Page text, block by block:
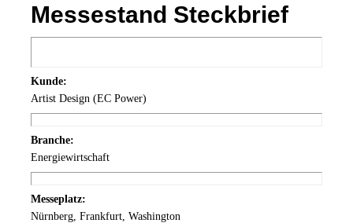
Messestand Steckbrief
Kunde:
Artist Design (EC Power)
Branche:
Energiewirtschaft
Messeplatz:
Nürnberg, Frankfurt, Washington